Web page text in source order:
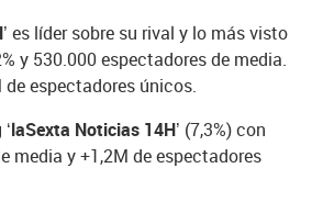
es líder sobre su rival y lo más visto
y 530.000 espectadores de media.
espectadores únicos.
‘laSexta Noticias 14H’ (7,3%) con
media y +1,2M de espectadores